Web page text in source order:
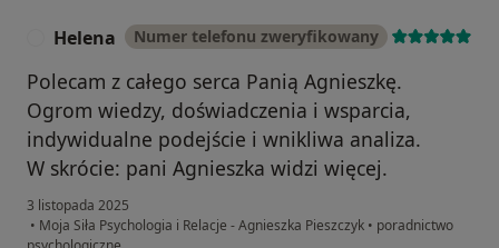
Helena Numer telefonu zweryfikowany
Polecam z całego serca Panią Agnieszkę.
Ogrom wiedzy, doświadczenia i wsparcia,
indywidualne podejście i wnikliwa analiza.
W skrócie: pani Agnieszka widzi więcej.
3 listopada 2025
• Moja Siła Psychologia i Relacje - Agnieszka Pieszczyk • poradnictwo